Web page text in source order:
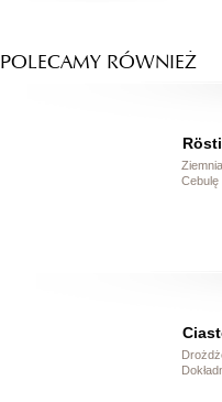
POLECAMY RÓWNIEŻ
Rösti